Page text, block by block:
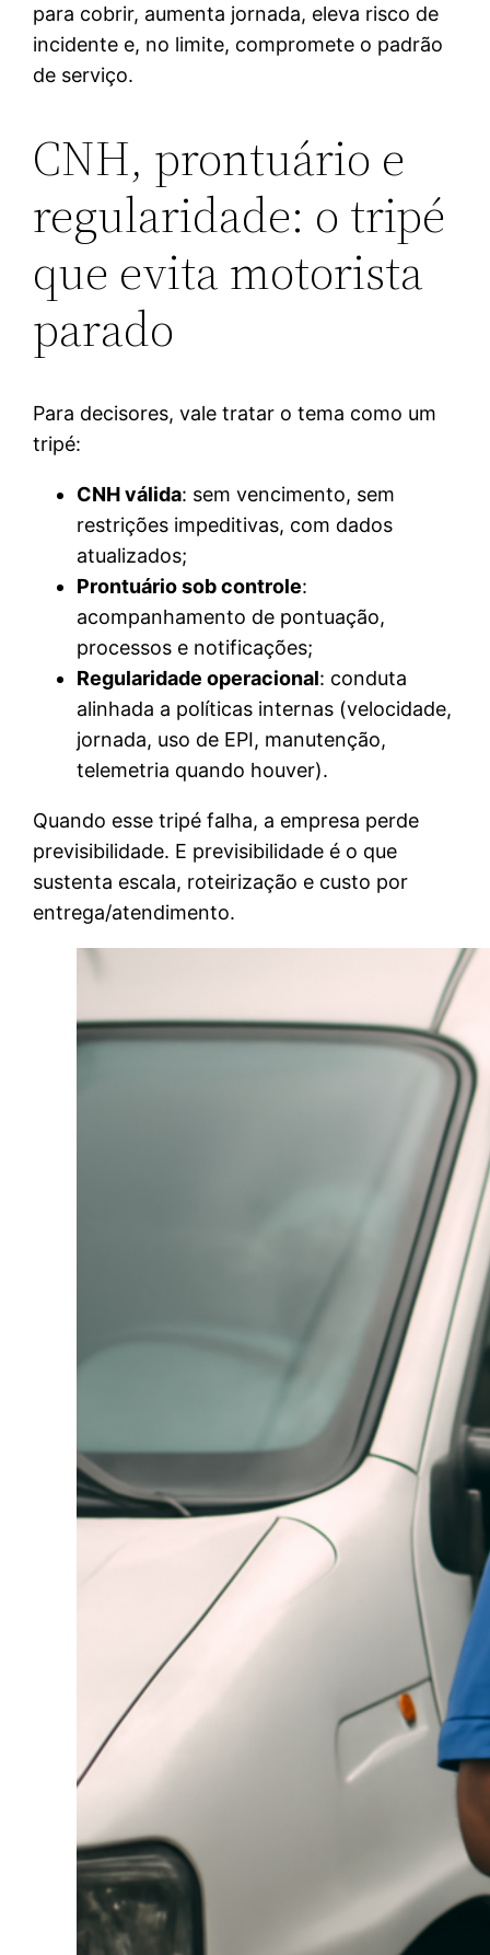
para cobrir, aumenta jornada, eleva risco de
incidente e, no limite, compromete o padrão
de serviço.
CNH, prontuário e
regularidade: o tripé
que evita motorista
parado
Para decisores, vale tratar o tema como um
tripé:
CNH válida: sem vencimento, sem
restrições impeditivas, com dados
atualizados;
Prontuário sob controle:
acompanhamento de pontuação,
processos e notificações;
Regularidade operacional: conduta
alinhada a políticas internas (velocidade,
jornada, uso de EPI, manutenção,
telemetria quando houver).
Quando esse tripé falha, a empresa perde
previsibilidade. E previsibilidade é o que
sustenta escala, roteirização e custo por
entrega/atendimento.